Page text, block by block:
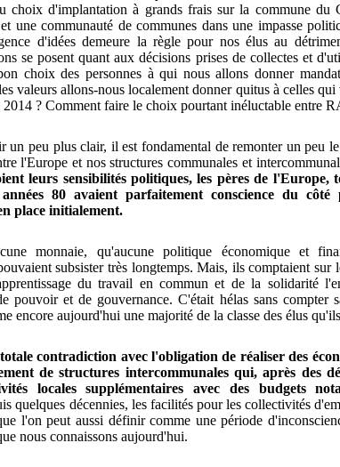
choix d'implantation à grands frais sur la commune
une communauté de communes dans une impasse
d'idées demeure la règle pour nos élus au
se posent quant aux décisions prises de collectes et
choix des personnes à qui nous allons donner
valeurs allons-nous localement donner quitus à celles
2014 ? Comment faire le choix pourtant inéluctable entre
un peu plus clair, il est fondamental de remonter un peu
l'Europe et nos structures communales et
leurs sensibilités politiques, les pères de
80 avaient parfaitement conscience du côté
place initialement.
monnaie, qu'aucune politique économique et
subsister très longtemps. Mais, ils comptaient sur
du travail en commun et de la solidarité
pouvoir et de gouvernance. C'était hélas sans compter
encore aujourd'hui une majorité de la classe des élus
contradiction avec l'obligation de réaliser des
de structures intercommunales qui, après des
locales supplémentaires avec des budgets
quelques décennies, les facilités pour les collectivités
l'on peut aussi définir comme une période
nous connaissons aujourd'hui.